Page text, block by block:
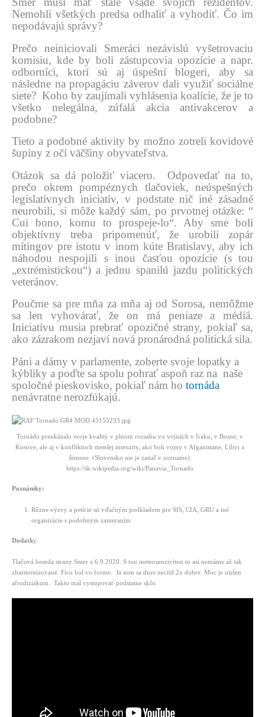
Nemohli všetkých predsa odhaliť a vyhodiť. Čo im
nepodávajú správy?
Prečo neiniciovali Smeráci nezávislú vyšetrovaciu
komisiu, kde by boli zástupcovia opozície a napr.
odborníci, ktorí sú aj úspešní blogeri, aby sa
následne na propagáciu záverov dali využiť sociálne
siete? Koho by zaujímali vyhlásenia koalície, že je to
všetko nelegálna, zúfalá akcia antivakcerov a
podobne?
Tieto a podobné aktivity by možno zotreli kovidové
šupiny z očí väčšiny obyvateľstva.
Otázok sa dá položiť viacero. Odpovedať na to,
prečo okrem pompéznych tlačoviek, neúspešných
legislatívnych iniciatív, v podstate nič iné zásadné
neurobili, si môže každý sám, po prvotnej otázke: “
Cui bono, komu to prospeje-lo“. Aby sme boli
objektívny treba pripomenúť, že urobili zopár
mítingov pre istotu v inom kúte Bratislavy, aby ich
náhodou nespojili s inou časťou opozície (s tou
„extrémistickou“) a jednu spanilú jazdu politických
veteránov.
Poučme sa pre mňa za mňa aj od Sorosa, nemôžme
sa len vyhovárať, že on má peniaze a médiá.
Iniciatívu musia prebrať opozičné strany, pokiaľ sa,
ako zázrakom nezjaví nová pronárodná politická sila.
Páni a dámy v parlamente, zoberte svoje lopatky a
kýbliky a poďte sa spolu pohrať aspoň raz na naše
spoločné pieskovisko, pokiaľ nám ho tornáda
nenávratne nerozfúkajú.
Tornádo preukázalo svoje kvality v plnom rozsahu vo vojnách v Iraku, v Bosne, v
Kosove, ale aj v konfliktoch menšej intenzity, ako boli vojny v Afganistane, Líbyi a
Jemene. (Slovensko nie je zatiaľ v zozname).
https://sk.wikipedia.org/wiki/Panavia_Tornado
Poznámky:
Rôzne výzvy a petície sú vďačným podkladom pre SIS, CIA, GRU a iné
organizácie s podobným zameraním.
Dodatky
Tlačová beseda strany Smer z 6.9.2020. S tou meteosenzivitou to asi nemáme až tak
zharmonizované. Fico bol vo forme. Ja som sa dnes necítil 2x dobre. Moc je nielen
afrodiziakum. Takto mal vystupovať podstatne skôr.